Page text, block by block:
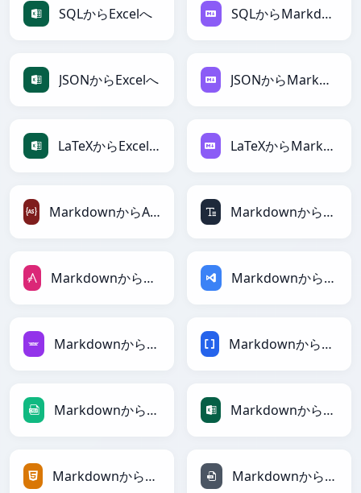
SQLからExcelへ SQLからMarkdownへ
JSONからExcelへ JSONからMarkdownへ
LaTeXからExcelへ LaTeXからMarkdownへ
MarkdownからActionScriptへ MarkdownからASCIIへ
MarkdownからAsciiDocへ MarkdownからASPへ
MarkdownからAvroへ MarkdownからBBCodeへ
MarkdownからCSVへ MarkdownからExcelへ
MarkdownからHTMLへ MarkdownからINIへ